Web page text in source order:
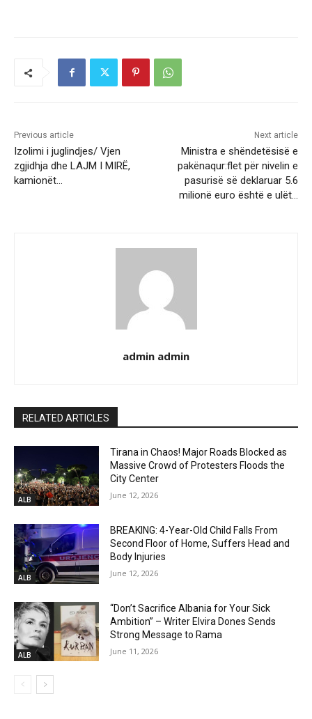
Previous article
Izolimi i juglindjes/ Vjen
zgjidhja dhe LAJM I MIRË,
kamionët…
Next article
Ministra e shëndetësisë e
pakënaqur:flet për nivelin e
pasurisë së deklaruar 5.6
milionë euro është e ulët…
admin admin
RELATED ARTICLES
ALB
Tirana in Chaos! Major Roads Blocked as
Massive Crowd of Protesters Floods the
City Center
June 12, 2026
ALB
BREAKING: 4-Year-Old Child Falls From
Second Floor of Home, Suffers Head and
Body Injuries
June 12, 2026
ALB
“Don’t Sacrifice Albania for Your Sick
Ambition” – Writer Elvira Dones Sends
Strong Message to Rama
June 11, 2026